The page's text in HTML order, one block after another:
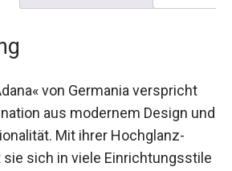
von Germania verspricht
aus modernem Design und
Mit ihrer Hochglanz-
sie sich in viele Einrichtungsstile